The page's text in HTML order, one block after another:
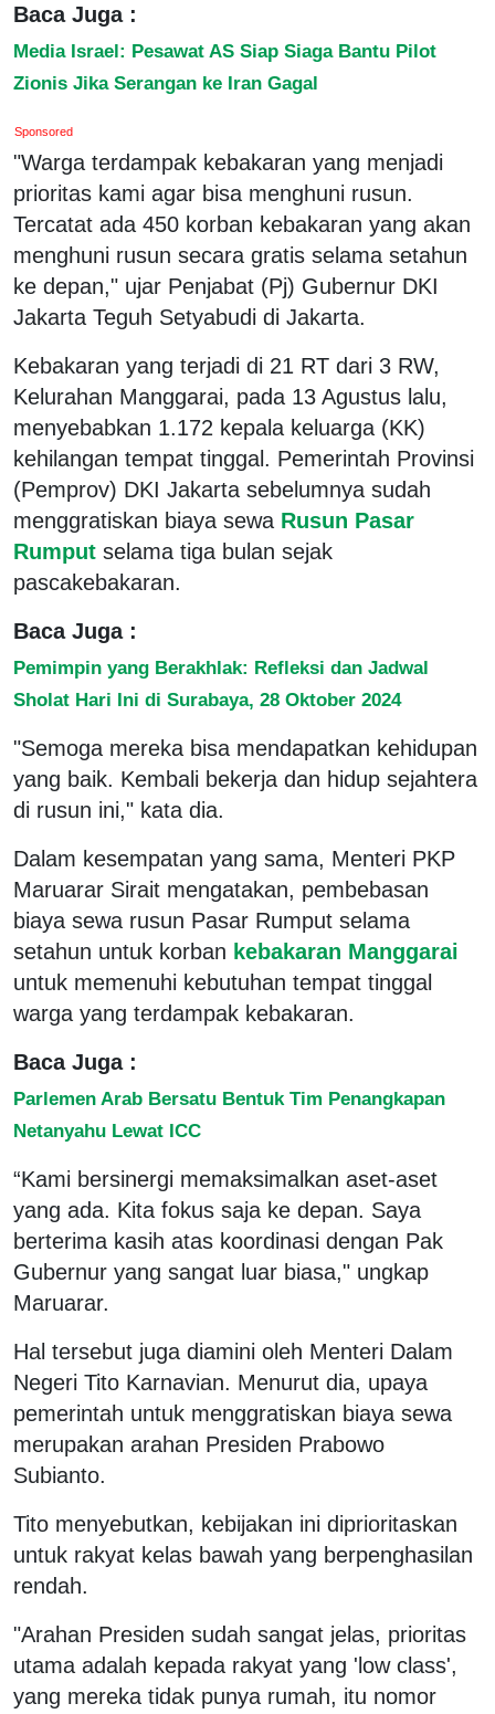
Baca Juga :
Media Israel: Pesawat AS Siap Siaga Bantu Pilot
Zionis Jika Serangan ke Iran Gagal
Sponsored
"Warga terdampak kebakaran yang menjadi
prioritas kami agar bisa menghuni rusun.
Tercatat ada 450 korban kebakaran yang akan
menghuni rusun secara gratis selama setahun
ke depan," ujar Penjabat (Pj) Gubernur DKI
Jakarta Teguh Setyabudi di Jakarta.
Kebakaran yang terjadi di 21 RT dari 3 RW,
Kelurahan Manggarai, pada 13 Agustus lalu,
menyebabkan 1.172 kepala keluarga (KK)
kehilangan tempat tinggal. Pemerintah Provinsi
(Pemprov) DKI Jakarta sebelumnya sudah
menggratiskan biaya sewa Rusun Pasar
Rumput selama tiga bulan sejak
pascakebakaran.
Baca Juga :
Pemimpin yang Berakhlak: Refleksi dan Jadwal
Sholat Hari Ini di Surabaya, 28 Oktober 2024
"Semoga mereka bisa mendapatkan kehidupan
yang baik. Kembali bekerja dan hidup sejahtera
di rusun ini," kata dia.
Dalam kesempatan yang sama, Menteri PKP
Maruarar Sirait mengatakan, pembebasan
biaya sewa rusun Pasar Rumput selama
setahun untuk korban kebakaran Manggarai
untuk memenuhi kebutuhan tempat tinggal
warga yang terdampak kebakaran.
Baca Juga :
Parlemen Arab Bersatu Bentuk Tim Penangkapan
Netanyahu Lewat ICC
“Kami bersinergi memaksimalkan aset-aset
yang ada. Kita fokus saja ke depan. Saya
berterima kasih atas koordinasi dengan Pak
Gubernur yang sangat luar biasa," ungkap
Maruarar.
Hal tersebut juga diamini oleh Menteri Dalam
Negeri Tito Karnavian. Menurut dia, upaya
pemerintah untuk menggratiskan biaya sewa
merupakan arahan Presiden Prabowo
Subianto.
Tito menyebutkan, kebijakan ini diprioritaskan
untuk rakyat kelas bawah yang berpenghasilan
rendah.
"Arahan Presiden sudah sangat jelas, prioritas
utama adalah kepada rakyat yang 'low class',
yang mereka tidak punya rumah, itu nomor